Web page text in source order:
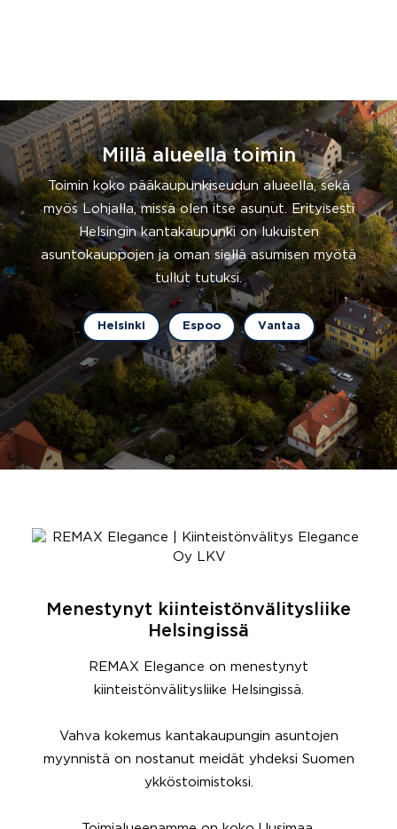
Millä alueella toimin
Toimin koko pääkaupunkiseudun alueella, sekä
myös Lohjalla, missä olen itse asunut. Erityisesti
Helsingin kantakaupunki on lukuisten
asuntokauppojen ja oman siellä asumisen myötä
tullut tutuksi.
Helsinki Espoo Vantaa
Menestynyt kiinteistönvälitysliike
Helsingissä
REMAX Elegance on menestynyt
kiinteistönvälitysliike Helsingissä.
Vahva kokemus kantakaupungin asuntojen
myynnistä on nostanut meidät yhdeksi Suomen
ykköstoimistoksi.